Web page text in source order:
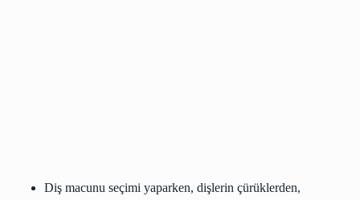
Diş macunu seçimi yaparken, dişlerin çürüklerden,